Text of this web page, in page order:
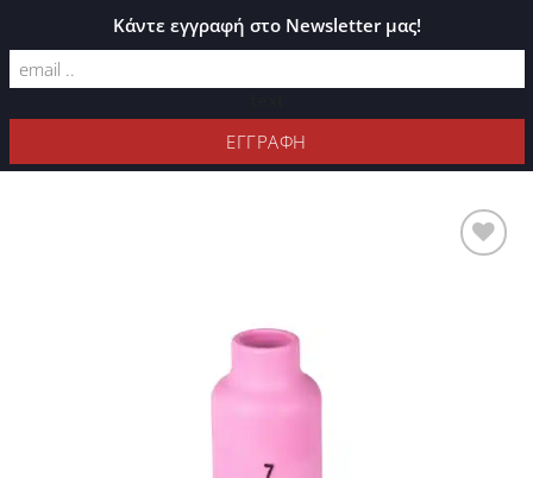
ΚΑΤΆΛΟΓΟΣ PLEXIGLASS
ΦΊΛΤΡΑ
Κάντε εγγραφή στο Newsletter μας!